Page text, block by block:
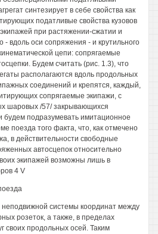
синтезирует в себе свойства как
податливые свойства кузовов
при растяжении-сжатии и
- вдоль оси сопряжения - и крутильного
цепи: сопрягаемые
Будем считать (рис. 1.3), что
располагаются вдоль продольных
соединений и крепятся, каждый,
сопрягаемые экипажи, с
шаровых /57/ закрывающихся
подразумевать имитационное
поезда того факта, что, как отмечено
в действительности свободные
автосцепок относительно
экипажей возможны лишь в
4 V
системы координат между
розеток, а также, в пределах
своих продольных осей. Таким